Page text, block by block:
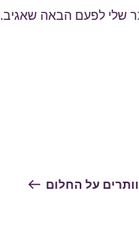
שלי לפעם הבאה שאגיב.
על החלום